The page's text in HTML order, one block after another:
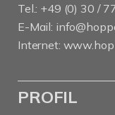
Tel.: +49 (0) 30 /
E-Mail:
Internet:
PROFIL